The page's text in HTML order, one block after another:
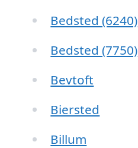
Bedsted (6240)
Bedsted (7750)
Bevtoft
Biersted
Billum